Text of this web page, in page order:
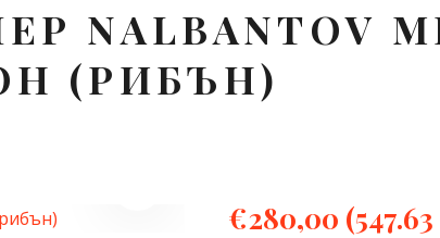
NALBANTOV
(РИБЪН)
€280,00